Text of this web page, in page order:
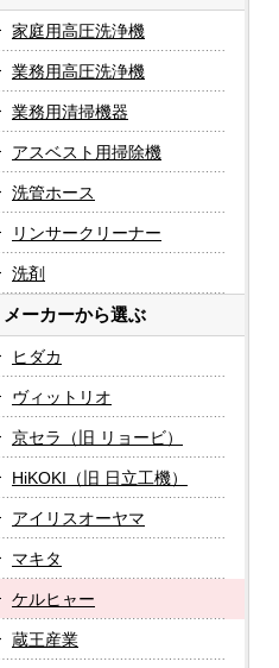
家庭用高圧洗浄機
業務用高圧洗浄機
業務用清掃機器
アスベスト用掃除機
洗管ホース
リンサークリーナー
洗剤
メーカーから選ぶ
ヒダカ
ヴィットリオ
京セラ（旧 リョービ）
HiKOKI（旧 日立工機）
アイリスオーヤマ
マキタ
ケルヒャー
蔵王産業